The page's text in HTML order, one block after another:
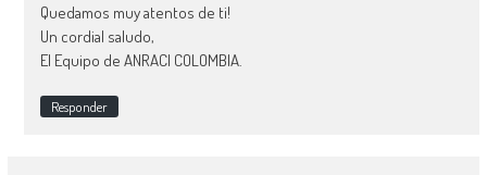
Quedamos muy atentos de ti!
Un cordial saludo,
El Equipo de ANRACI COLOMBIA.
Responder